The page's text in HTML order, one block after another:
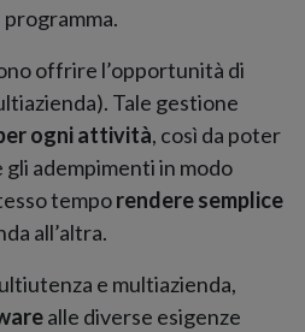
programma.
offrire l’opportunità di
Tale gestione
ogni attività, così da poter
adempimenti in modo
temporendere semplice
all’altra.
e multiazienda,
alle diverse esigenze